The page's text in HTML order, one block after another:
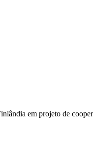
em projeto de